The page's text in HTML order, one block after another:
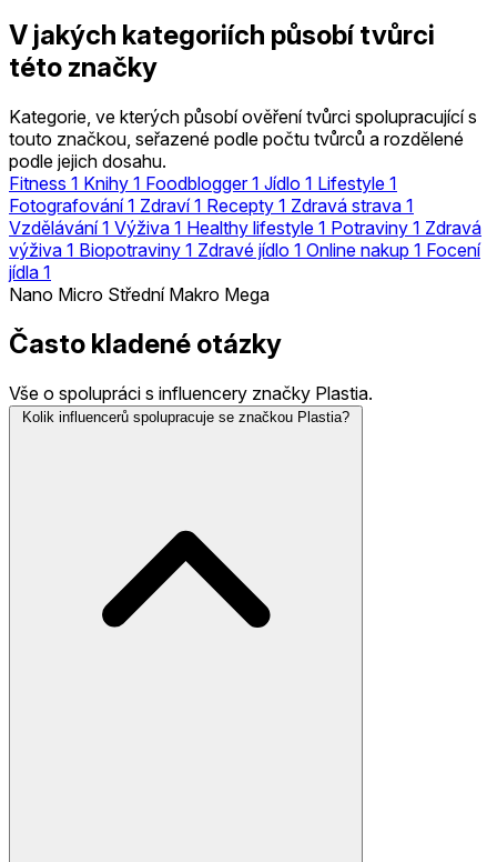
V jakých kategoriích působí tvůrci
této značky
Kategorie, ve kterých působí ověření tvůrci spolupracující s
touto značkou, seřazené podle počtu tvůrců a rozdělené
podle jejich dosahu.
Fitness 1 Knihy 1 Foodblogger 1 Jídlo 1 Lifestyle 1
Fotografování 1 Zdraví 1 Recepty 1 Zdravá strava 1
Vzdělávání 1 Výživa 1 Healthy lifestyle 1 Potraviny 1 Zdravá
výživa 1 Biopotraviny 1 Zdravé jídlo 1 Online nakup 1 Focení
jídla 1
Nano Micro Střední Makro Mega
Často kladené otázky
Vše o spolupráci s influencery značky Plastia.
Kolik influencerů spolupracuje se značkou Plastia?